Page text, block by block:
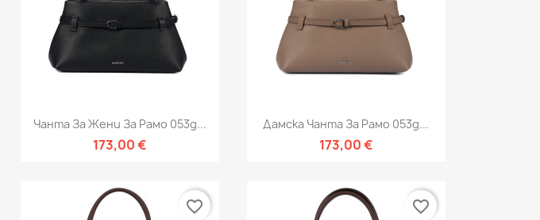
Бърз преглед
Чанта За Жени За Рамо 053g...
173,00 €
Бърз преглед
Дамска Чанта За Рамо 053g...
173,00 €
favorite_border favorite_border